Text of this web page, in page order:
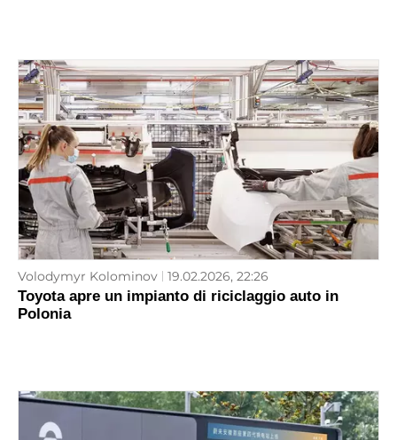
Volodymyr Kolominov 19.02.2026, 22:26
Toyota apre un impianto di riciclaggio auto in
Polonia